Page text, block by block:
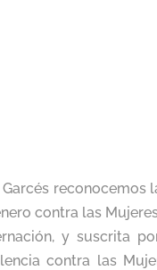
contra las
y suscrita
contra las